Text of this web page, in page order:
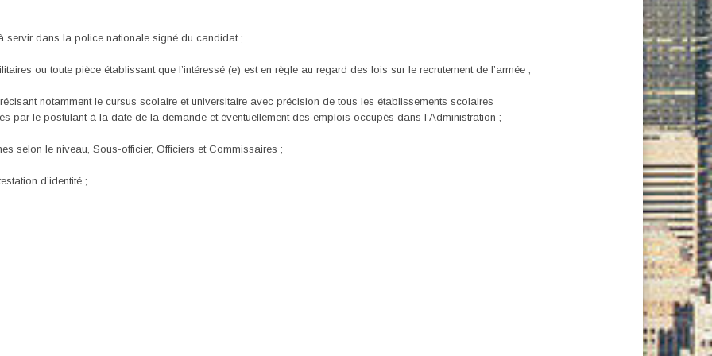
servir dans la police nationale signé du candidat ;
ou toute pièce établissant que l’intéressé (e) est en règle au regard des lois sur le recrutement de l’armée ;
notamment le cursus scolaire et universitaire avec précision de tous les établissements scolaires
par le postulant à la date de la demande et éventuellement des emplois occupés dans l’Administration ;
selon le niveau, Sous-officier, Officiers et Commissaires ;
d’identité ;